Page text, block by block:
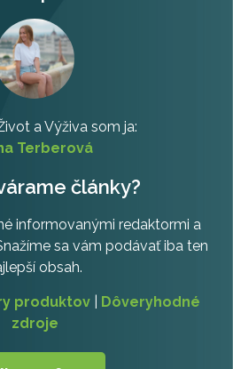
a Výživa som ja:
Terberová
články?
informovanými redaktormi a
sa vám podávať iba ten
obsah.
produktov
Dôveryhodné
zdroje